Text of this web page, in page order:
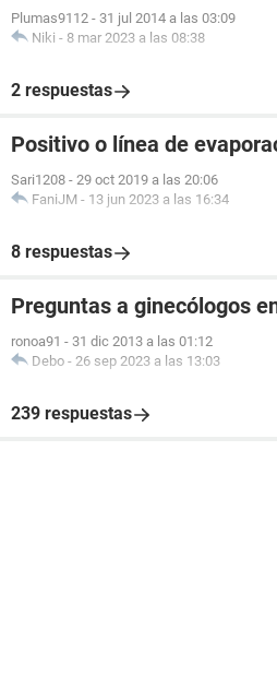
Plumas9112 - 31 jul 2014 a las 03:09
Niki - 8 mar 2023 a las 08:38
2 respuestas
Positivo o línea de
Sari1208 - 29 oct 2019 a las 20:06
FaniJM - 13 jun 2023 a las 16:34
8 respuestas
Preguntas a ginecólogos
ronoa91 - 31 dic 2013 a las 01:12
Debo - 26 sep 2023 a las 13:03
239 respuestas